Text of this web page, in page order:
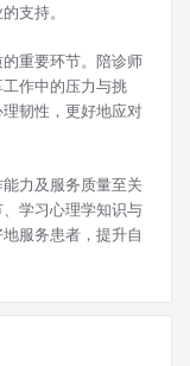
支持。
重要环节。陪诊师
作中的压力与挑
韧性，更好地应对
力及服务质量至关
学习心理学知识与
服务患者，提升自